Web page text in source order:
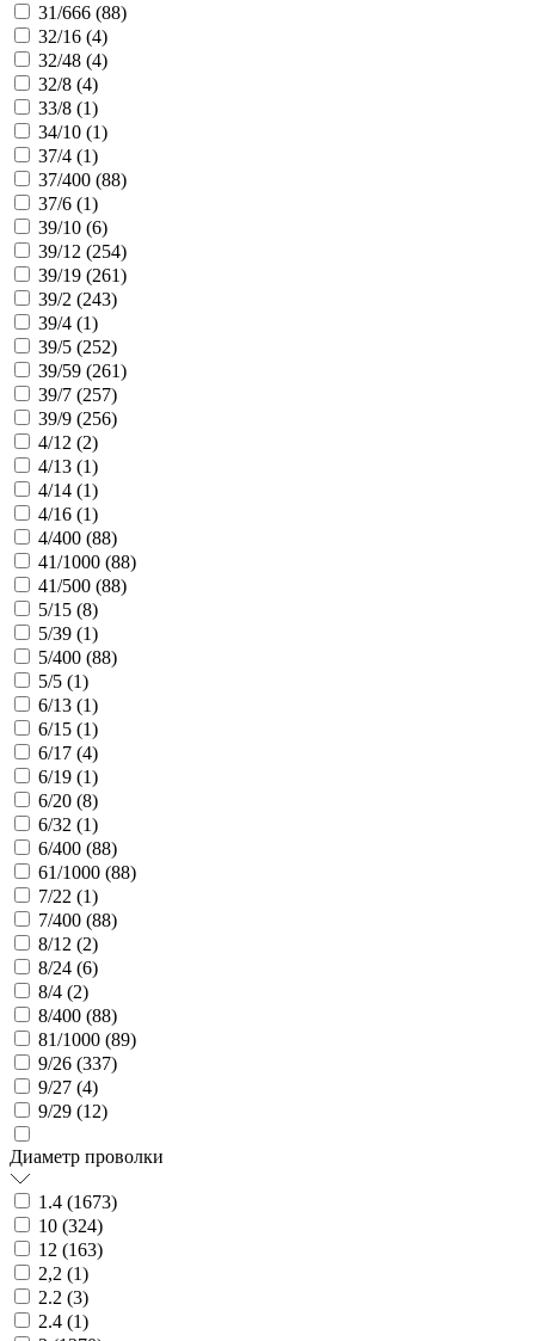
31/666 (88)
32/16 (4)
32/48 (4)
32/8 (4)
33/8 (1)
34/10 (1)
37/4 (1)
37/400 (88)
37/6 (1)
39/10 (6)
39/12 (254)
39/19 (261)
39/2 (243)
39/4 (1)
39/5 (252)
39/59 (261)
39/7 (257)
39/9 (256)
4/12 (2)
4/13 (1)
4/14 (1)
4/16 (1)
4/400 (88)
41/1000 (88)
41/500 (88)
5/15 (8)
5/39 (1)
5/400 (88)
5/5 (1)
6/13 (1)
6/15 (1)
6/17 (4)
6/19 (1)
6/20 (8)
6/32 (1)
6/400 (88)
61/1000 (88)
7/22 (1)
7/400 (88)
8/12 (2)
8/24 (6)
8/4 (2)
8/400 (88)
81/1000 (89)
9/26 (337)
9/27 (4)
9/29 (12)
Диаметр проволки
1.4 (1673)
10 (324)
12 (163)
2,2 (1)
2.2 (3)
2.4 (1)